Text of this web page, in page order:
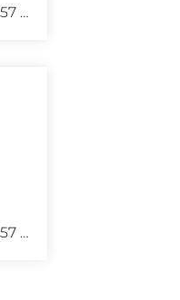
St. Joseph, Amerbachstr. 9, 4057 Basel
St. Joseph, Amerbachstr. 9, 4057 Basel